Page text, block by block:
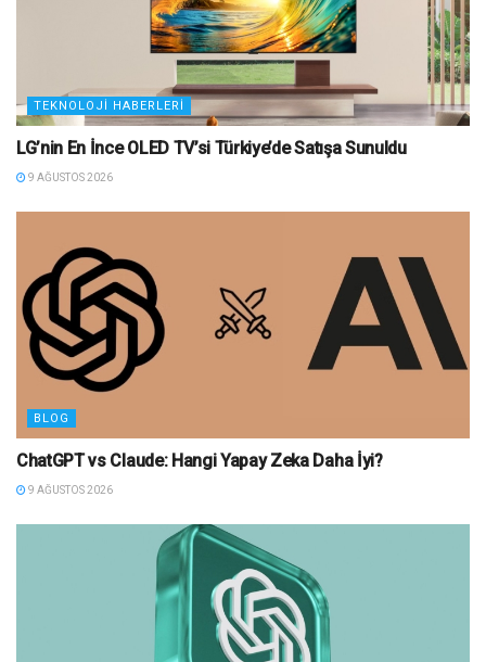
TEKNOLOJI HABERLERI
LG’nin En İnce OLED TV’si Türkiye’de Satışa Sunuldu
9 AĞUSTOS 2026
BLOG
ChatGPT vs Claude: Hangi Yapay Zeka Daha İyi?
9 AĞUSTOS 2026